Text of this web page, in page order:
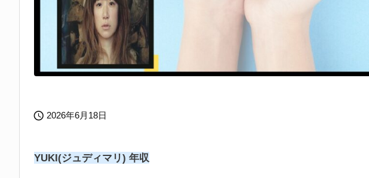
 2026年6月18日
YUKI(ジュディマリ) 年収